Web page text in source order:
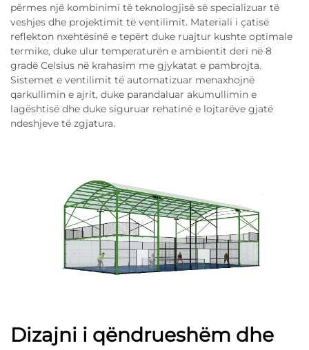
përmes një kombinimi të teknologjisë së specializuar të
veshjes dhe projektimit të ventilimit. Materiali i çatisë
reflekton nxehtësinë e tepërt duke ruajtur kushte optimale
termike, duke ulur temperaturën e ambientit deri në 8
gradë Celsius në krahasim me gjykatat e pambrojta.
Sistemet e ventilimit të automatizuar menaxhojnë
qarkullimin e ajrit, duke parandaluar akumullimin e
lagështisë dhe duke siguruar rehatinë e lojtarëve gjatë
ndeshjeve të zgjatura.
Dizajni i qëndrueshëm dhe